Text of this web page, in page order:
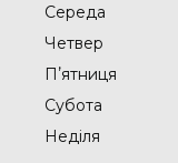
Середа
Четвер
Пʼятниця
Субота
Неділя